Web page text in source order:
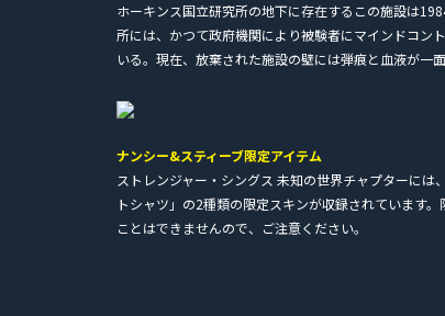
ホーキンス国立研究所の地下に存在するこの施設は
所には、かつて政府機関により被験者にマインドコン
いる。現在、放棄された施設の壁には弾痕と血液が一
ナンシー&スティーブ限定アイテム
ストレンジャー・シングス 未知の世界チャプターに
トシャツ」の2種類の限定スキンが収録されています
ことはできませんので、ご注意ください。